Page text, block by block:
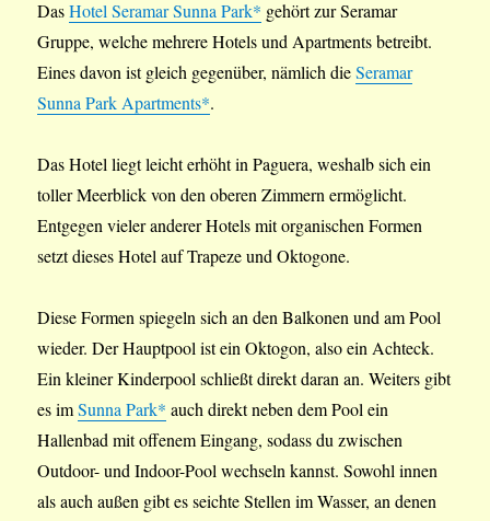
DasHotel Seramar Sunna Park* gehört zur Seramar
Gruppe, welche mehrere Hotels und Apartments betreibt.
Eines davon ist gleich gegenüber, nämlich dieSeramar
Sunna Park Apartments*.
Das Hotel liegt leicht erhöht in Paguera, weshalb sich ein
toller Meerblick von den oberen Zimmern ermöglicht.
Entgegen vieler anderer Hotels mit organischen Formen
setzt dieses Hotel auf Trapeze und Oktogone.
Diese Formen spiegeln sich an den Balkonen und am Pool
wieder. Der Hauptpool ist ein Oktogon, also ein Achteck.
Ein kleiner Kinderpool schließt direkt daran an. Weiters gibt
es imSunna Park* auch direkt neben dem Pool ein
Hallenbad mit offenem Eingang, sodass du zwischen
Outdoor- und Indoor-Pool wechseln kannst. Sowohl innen
als auch außen gibt es seichte Stellen im Wasser, an denen